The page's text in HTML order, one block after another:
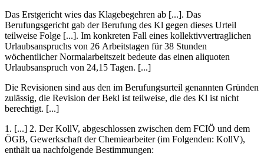
Das Erstgericht wies das Klagebegehren ab [...]. Das
Berufungsgericht gab der Berufung des Kl gegen dieses Urteil
teilweise Folge [...]. Im konkreten Fall eines kollektivvertraglichen
Urlaubsanspruchs von 26 Arbeitstagen für 38 Stunden
wöchentlicher Normalarbeitszeit bedeute das einen aliquoten
Urlaubsanspruch von 24,15 Tagen. [...]
Die Revisionen sind aus den im Berufungsurteil genannten Gründen
zulässig, die Revision der Bekl ist teilweise, die des Kl ist nicht
berechtigt. [...]
1. [...] 2. Der KollV, abgeschlossen zwischen dem FCIÖ und dem
ÖGB, Gewerkschaft der Chemiearbeiter (im Folgenden: KollV),
enthält ua nachfolgende Bestimmungen: